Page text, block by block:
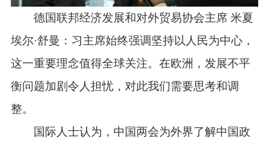
德国联邦经济发展和对外贸易协会主席 米夏
埃尔·舒曼：习主席始终强调坚持以人民为中心，
这一重要理念值得全球关注。在欧洲，发展不平
衡问题加剧令人担忧，对此我们需要思考和调
整。
国际人士认为，中国两会为外界了解中国政